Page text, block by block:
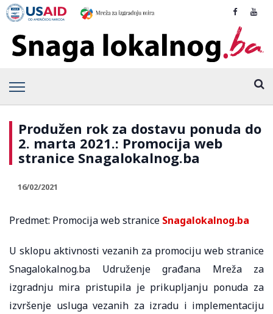
Produžen rok za dostavu ponuda do
2. marta 2021.: Promocija web
stranice Snagalokalnog.ba
16/02/2021
Predmet: Promocija web stranice Snagalokalnog.ba
U sklopu aktivnosti vezanih za promociju web stranice
Snagalokalnog.ba Udruženje građana Mreža za
izgradnju mira pristupila je prikupljanju ponuda za
izvršenje usluga vezanih za izradu i implementaciju